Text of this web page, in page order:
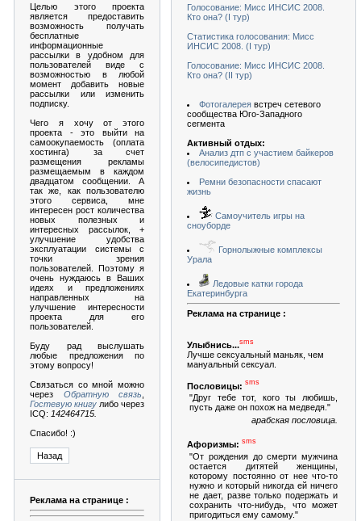
Целью этого проекта
является предоставить
возможность получать
бесплатные
информационные
рассылки в удобном для
пользователей виде с
возможностью в любой
момент добавить новые
рассылки или изменить
подписку.
Чего я хочу от этого
проекта - это выйти на
самоокупаемость (оплата
хостинга) за счет
размещения рекламы
размещаемым в каждом
двадцатом сообщении. А
так же, как пользователю
этого сервиса, мне
интересен рост количества
новых полезных и
интересных рассылок, +
улучшение удобства
эксплуатации системы с
точки зрения
пользователей. Поэтому я
очень нуждаюсь в Ваших
идеях и предложениях
направленных на
улучшение интересности
проекта для его
пользователей.
Буду рад выслушать
любые предложения по
этому вопросу!
Связаться со мной можно
через Обратную связь
Гостевую книгу либо через
ICQ: 142464715.
Спасибо! :)
Реклама на странице :
Голосование: Мисс ИНСИС 2008.
Кто она? (I тур)
Статистика голосования: Мисс
ИНСИС 2008. (I тур)
Голосование: Мисс ИНСИС 2008.
Кто она? (II тур)
Фотогалерея встреч сетевого
сообщества Юго-Западного
сегмента
Активный отдых:
Анализ дтп с участием байкеров
(велосипедистов)
Ремни безопасности спасают
жизнь
Самоучитель игры на
сноуборде
Горнолыжные комплексы
Урала
Ледовые катки города
Екатеринбурга
Реклама на странице :
Улыбнись...sms
Лучше сексуальный маньяк, чем
мануальный сексуал.
Пословицы: sms
"Друг тебе тот, кого ты любишь,
пусть даже он похож на медведя."
арабская пословица.
Афоризмы: sms
"От рождения до смерти мужчина
остается дитятей женщины,
которому постоянно от нее что-то
нужно и который никогда ей ничего
не дает, разве только подержать и
сохранить что-нибудь, что может
пригодиться ему самому."